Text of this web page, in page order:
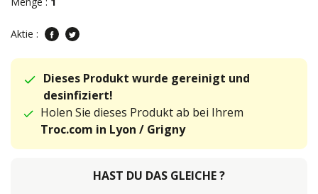
Aktie :
Dieses Produkt wurde gereinigt und
desinfiziert!
Holen Sie dieses Produkt ab bei Ihrem
Troc.com in Lyon / Grigny
HAST DU DAS GLEICHE ?